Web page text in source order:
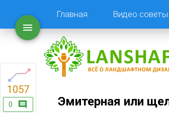
Главная Видео советы
Эмитерная или
0
1057